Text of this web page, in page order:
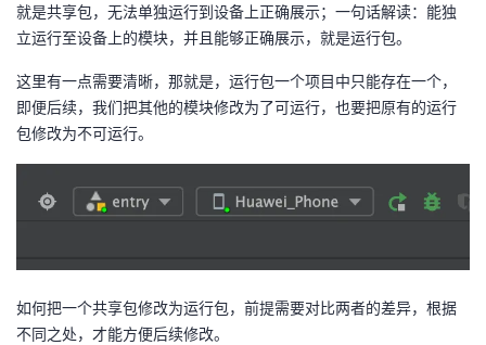
我
的
课
程
我
的
认
我
的
验
我
收
的
技
术
支
我
的
云
声
就是共享包，无法单独运行到设备上正确展示；一句话解读：能独
立运行至设备上的模块，并且能够正确展示，就是运行包。
这里有一点需要清晰，那就是，运行包一个项目中只能存在一个，
即便后续，我们把其他的模块修改为了可运行，也要把原有的运行
包修改为不可运行。
如何把一个共享包修改为运行包，前提需要对比两者的差异，根据
不同之处，才能方便后续修改。